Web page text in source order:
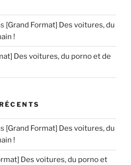
[Grand Format] Des voitures, du
!
Des voitures, du porno et de
[Grand Format] Des voitures, du
!
Des voitures, du porno et